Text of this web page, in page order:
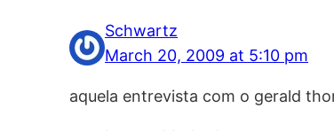
Schwartz
March 20, 2009 at 5:10 pm
aquela entrevista com o gerald